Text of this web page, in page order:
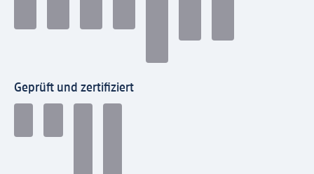
Geprüft und zertifiziert